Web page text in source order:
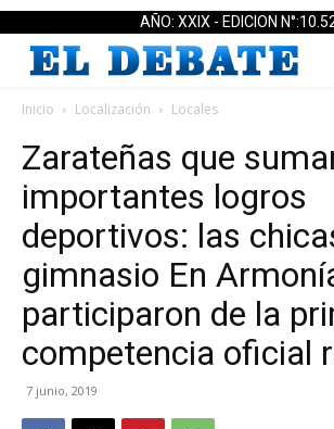
AÑO: XXIX - EDICION
Inicio Localización Locales
Zarateñas que
importantes logros
deportivos: las
gimnasio En
participaron de la
competencia oficial
7 junio, 2019